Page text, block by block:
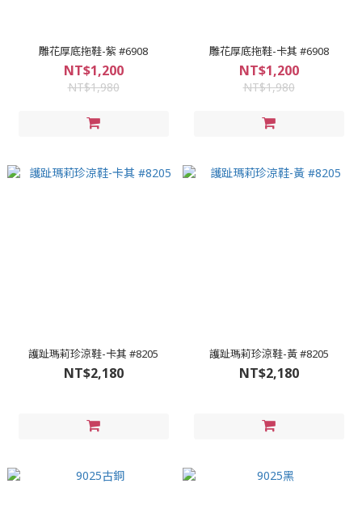
雕花厚底拖鞋-紫 #6908
NT$1,200
NT$1,980
雕花厚底拖鞋-卡其 #6908
NT$1,200
NT$1,980
護趾瑪莉珍涼鞋-卡其 #8205
NT$2,180
護趾瑪莉珍涼鞋-黃 #8205
NT$2,180